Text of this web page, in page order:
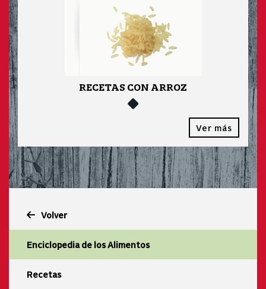
RECETAS CON ARROZ
Ver más
Volver
Enciclopedia de los Alimentos
Recetas